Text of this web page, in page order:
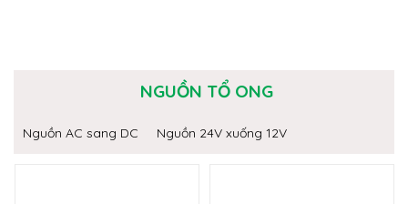
NGUỒN TỔ ONG
Nguồn AC sang DC Nguồn 24V xuống 12V